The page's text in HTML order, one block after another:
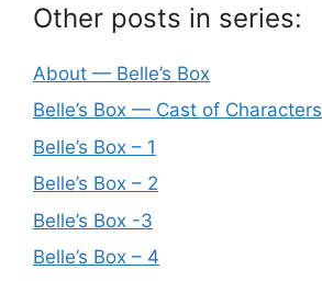
Other posts in series:
About — Belle’s Box
Belle’s Box — Cast of Characters
Belle’s Box – 1
Belle’s Box – 2
Belle’s Box -3
Belle’s Box – 4